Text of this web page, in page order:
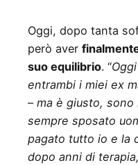
Oggi, dopo tanta
però aver
suo equilibrio. “
entrambi i miei ex
– ma è giusto, sono
sempre sposato
pagato tutto io e la
dopo anni di